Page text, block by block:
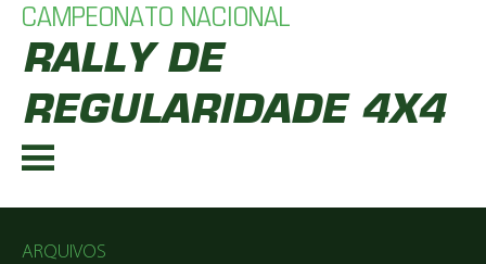
CAMPEONATO NACIONAL
RALLY DE
REGULARIDADE 4X4
ARQUIVOS